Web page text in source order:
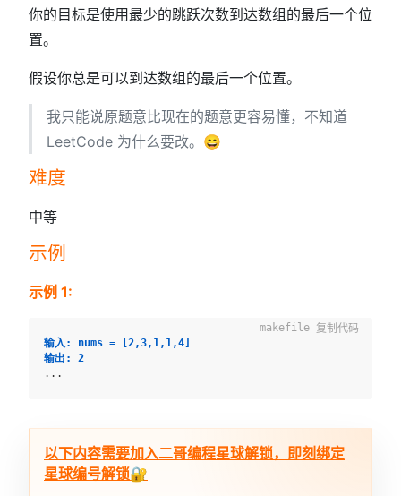
你的目标是使用最少的跳跃次数到达数组的最后一个位
置。
假设你总是可以到达数组的最后一个位置。
我只能说原题意比现在的题意更容易懂，不知道
LeetCode 为什么要改。😄
难度
中等
示例
示例 1:
输入: nums = [2,3,1,1,4]
输出: 2
...
复制代码
以下内容需要加入二哥编程星球解锁，即刻绑定
星球编号解锁🔐